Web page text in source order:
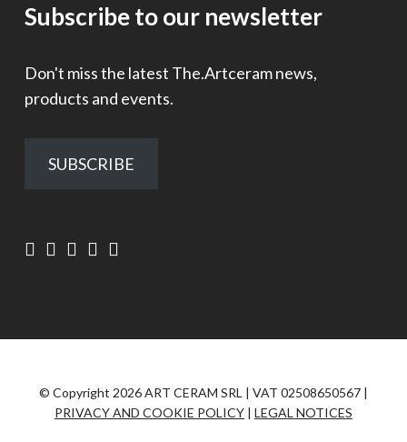
Subscribe to our newsletter
Don't miss the latest The.Artceram news,
products and events.
SUBSCRIBE
© Copyright 2026 ART CERAM SRL | VAT 02508650567 |
PRIVACY AND COOKIE POLICY| LEGAL NOTICES